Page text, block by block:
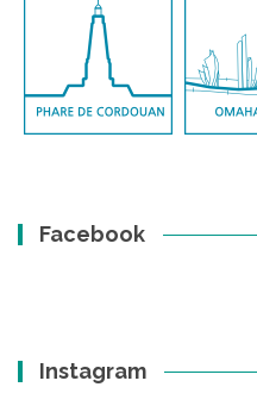
Facebook
Instagram